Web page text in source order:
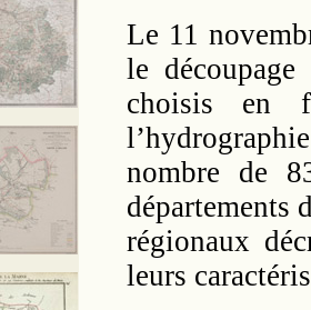
Le 11
le
choisis en
nombre de
départements
régionaux
leurs